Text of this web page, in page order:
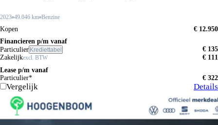
2023 49.046 km Benzine
Kopen
€ 12.950
Financieren p/m vanaf
Particulier Krediettabel
€ 135
Zakelijkexcl. BTW
€ 111
Lease p/m vanaf
Particulier*
€ 322
Vergelijk Details